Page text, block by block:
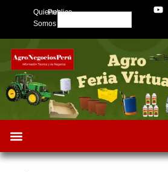
Quienes
Somos
Publica
Search
Y
o
b
e